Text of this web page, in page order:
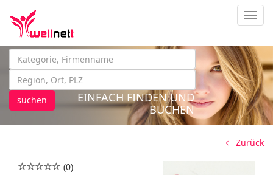
suchen
EINFACH FINDEN UND
BUCHEN
← Zurück
(0)